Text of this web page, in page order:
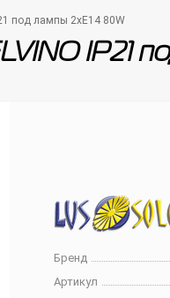
под лампы 2xE14 80W
IP21
Бренд
Артикул